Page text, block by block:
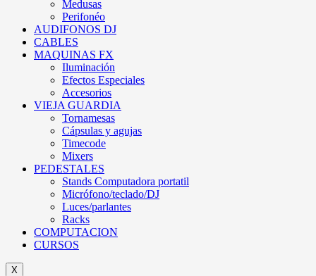
Medusas
Perifonéo
AUDIFONOS DJ
CABLES
MAQUINAS FX
Iluminación
Efectos Especiales
Accesorios
VIEJA GUARDIA
Tornamesas
Cápsulas y agujas
Timecode
Mixers
PEDESTALES
Stands Computadora portatil
Micrófono/teclado/DJ
Luces/parlantes
Racks
COMPUTACION
CURSOS
X